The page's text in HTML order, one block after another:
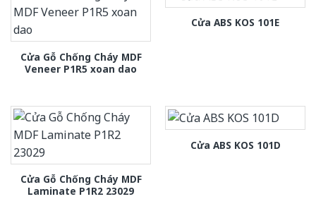
Cửa Gỗ Chống Cháy MDF
Veneer P1R5 xoan dao
Cửa ABS KOS 101E
Cửa Gỗ Chống Cháy MDF
Laminate P1R2 23029
Cửa ABS KOS 101D